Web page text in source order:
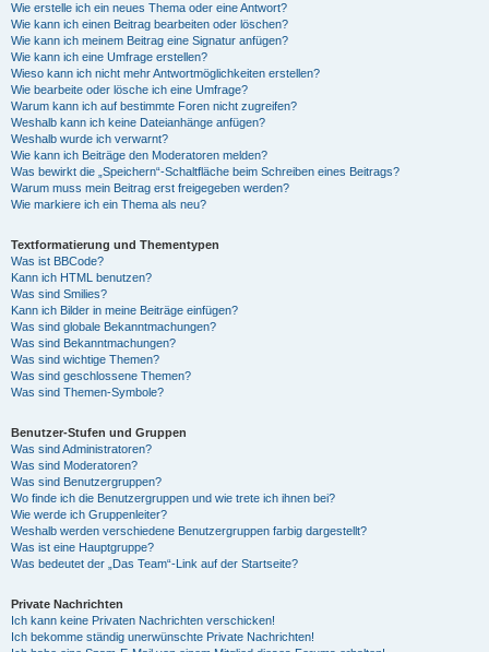
Wie erstelle ich ein neues Thema oder eine Antwort?
Wie kann ich einen Beitrag bearbeiten oder löschen?
Wie kann ich meinem Beitrag eine Signatur anfügen?
Wie kann ich eine Umfrage erstellen?
Wieso kann ich nicht mehr Antwortmöglichkeiten erstellen?
Wie bearbeite oder lösche ich eine Umfrage?
Warum kann ich auf bestimmte Foren nicht zugreifen?
Weshalb kann ich keine Dateianhänge anfügen?
Weshalb wurde ich verwarnt?
Wie kann ich Beiträge den Moderatoren melden?
Was bewirkt die „Speichern“-Schaltfläche beim Schreiben eines Beitrags?
Warum muss mein Beitrag erst freigegeben werden?
Wie markiere ich ein Thema als neu?
Textformatierung und Thementypen
Was ist BBCode?
Kann ich HTML benutzen?
Was sind Smilies?
Kann ich Bilder in meine Beiträge einfügen?
Was sind globale Bekanntmachungen?
Was sind Bekanntmachungen?
Was sind wichtige Themen?
Was sind geschlossene Themen?
Was sind Themen-Symbole?
Benutzer-Stufen und Gruppen
Was sind Administratoren?
Was sind Moderatoren?
Was sind Benutzergruppen?
Wo finde ich die Benutzergruppen und wie trete ich ihnen bei?
Wie werde ich Gruppenleiter?
Weshalb werden verschiedene Benutzergruppen farbig dargestellt?
Was ist eine Hauptgruppe?
Was bedeutet der „Das Team“-Link auf der Startseite?
Private Nachrichten
Ich kann keine Privaten Nachrichten verschicken!
Ich bekomme ständig unerwünschte Private Nachrichten!